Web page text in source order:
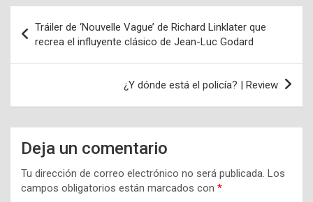
de
entradas
Tráiler de ‘Nouvelle Vague’ de Richard Linklater que
recrea el influyente clásico de Jean-Luc Godard
¿Y dónde está el policía? | Review
Deja un comentario
Tu dirección de correo electrónico no será publicada. Los
campos obligatorios están marcados con *